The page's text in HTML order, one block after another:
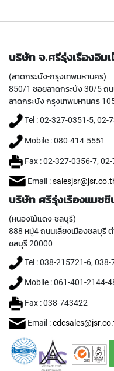
P
P
I
E
T
P
Y
A
M
A
W
A
P
R
L
L
U
บริษัท จ.ศรีรุ่งเรืองอิม
(ลาดกระบัง-กรุงเทพมหานคร)
850/1 ซอยลาดกระบัง 30/5 ถ
ลาดกระบัง กรุงเทพมหานคร
Tel : 02-327-0351-5, 02-
Mobile : 080-414-5551
Fax : 02-327-0356-7,
Email :
บริษัท ศรีรุ่งเรืองแมช
(หนองไม้แดง-ชลบุรี)
888 หมู่4 ถนนเลี่ยงเมืองชลบุรี
ชลบุรี 20000
Tel : 038-215721-6, 038-
Mobile : 061-401-2144-
Fax : 038-743422
Email :